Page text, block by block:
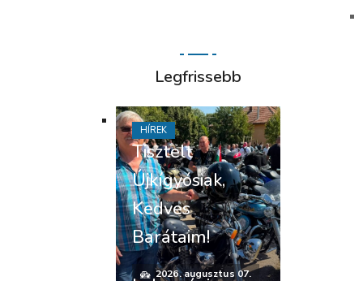
Legfrissebb
Tisztelt
Újkígyósiak,
Kedves
Barátaim!
2026. augusztus 07.
HÍREK